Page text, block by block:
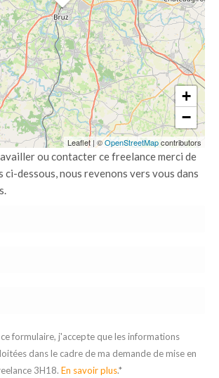
+
−
Leaflet | ©OpenStreetMapcontributors
ou contacter ce freelance merci de
ci-dessous, nous revenons vers vous dans
formulaire, j'accepte que les informations
dans le cadre de ma demande de mise en
3H18. En savoir plus.*